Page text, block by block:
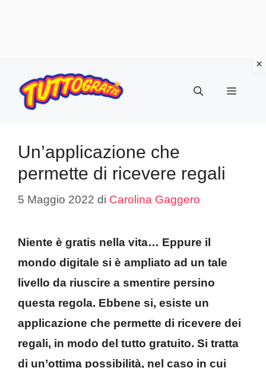
contenuto
Menu
Un’applicazione che
permette di ricevere regali
5 Maggio 2022 di Carolina Gaggero
Niente è gratis nella vita… Eppure il
mondo digitale si è ampliato ad un tale
livello da riuscire a smentire persino
questa regola. Ebbene si, esiste un
applicazione che permette di ricevere dei
regali, in modo del tutto gratuito. Si tratta
di un’ottima possibilità, nel caso in cui